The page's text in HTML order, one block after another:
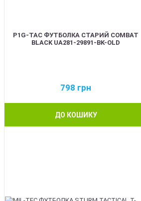
P1G-TAC ФУТБОЛКА СТАРИЙ COMBAT
BLACK UA281-29891-BK-OLD
798 грн
ДО КОШИКУ